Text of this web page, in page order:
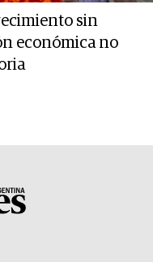
sin
económica no